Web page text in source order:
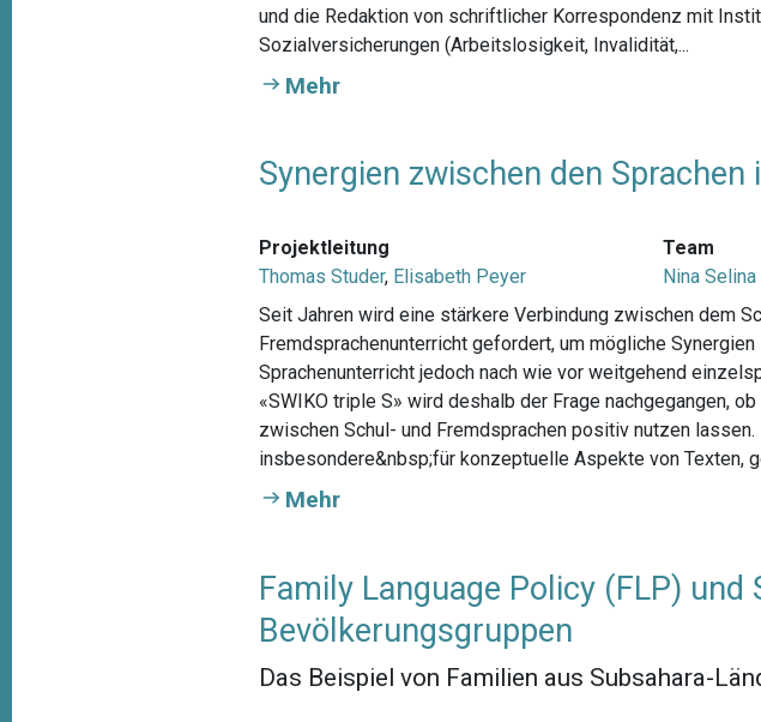
und die Redaktion von schriftlicher Korrespondenz mit
Sozialversicherungen (Arbeitslosigkeit, Invalidität,...
Mehr
Synergien zwischen den Sprachen
Projektleitung
Thomas Studer, Elisabeth Peyer
Team
Nina
Seit Jahren wird eine stärkere Verbindung zwischen dem
Fremdsprachenunterricht gefordert, um mögliche
Sprachenunterricht jedoch nach wie vor weitgehend
«SWIKO triple S» wird deshalb der Frage nachgegangen,
zwischen Schul- und Fremdsprachen positiv nutzen
insbesondere&nbsp;für konzeptuelle Aspekte von Texten,
Mehr
Family Language Policy (FLP)
Bevölkerungsgruppen
Das Beispiel von Familien aus Subsahara-